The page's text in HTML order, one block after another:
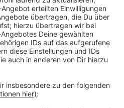
mindestens eine halbe
Die Stimmung ist
einen fehlt es den
zum anderen sehen
Corona-Regeln konfrontiert.
bei Kindern und
werde dadurch erheblich
weiter. Es müsse